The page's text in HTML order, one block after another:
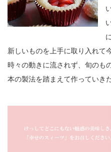
新しいものを上手に取り入れて
時々の動きに流されず、旬のも
本の製法を踏まえて作っていき